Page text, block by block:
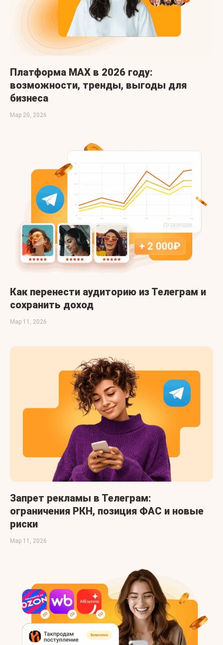
Платформа MAX в 2026 году:
возможности, тренды, выгоды для
бизнеса
Мар 20, 2026
Как перенести аудиторию из Телеграм и
сохранить доход
Мар 11, 2026
Запрет рекламы в Телеграм:
ограничения РКН, позиция ФАС и новые
риски
Мар 11, 2026